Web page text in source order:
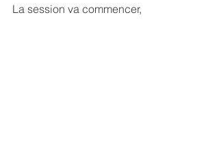
La session va commencer,